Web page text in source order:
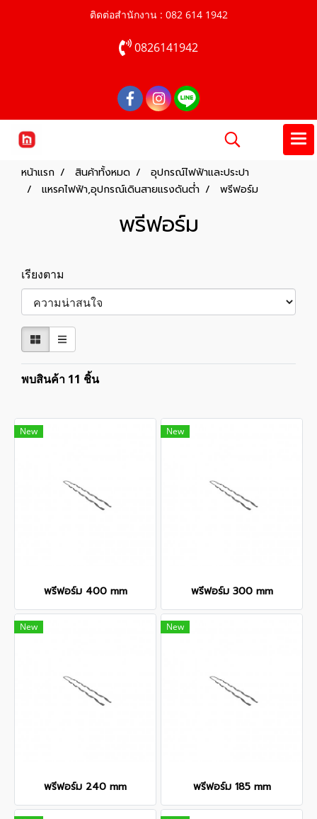
ติดต่อสำนักงาน : 082 614 1942
0826141942
หน้าแรก สินค้าทั้งหมด
อุปกรณ์ไฟฟ้าและประปา
แหรคไฟฟ้า,อุปกรณ์เดินสายแรงดันต่ำ
พรีฟอร์ม
พรีฟอร์ม
เรียงตาม
พบสินค้า 11 ชิ้น
New
พรีฟอร์ม 400 mm
New
พรีฟอร์ม 300 mm
New
พรีฟอร์ม 240 mm
New
พรีฟอร์ม 185 mm